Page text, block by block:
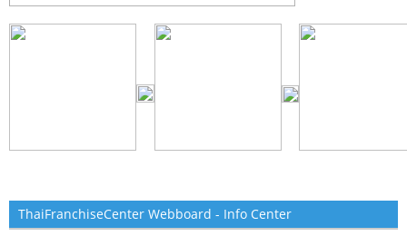
ThaiFranchiseCenter Webboard - Info Center